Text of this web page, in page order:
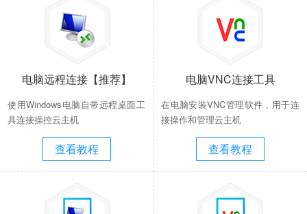
电脑远程连接【推荐】
使用Windows电脑自带远程桌面工
具连接操控云主机
查看教程
电脑VNC连接工具
在电脑安装VNC管理软件，用于连
接操作和管理云主机
查看教程